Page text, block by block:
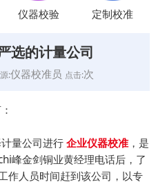
仪器校验 定制校准
选的计量公司
:仪器校准员 点击:次
量公司进行企业仪器校准，是
峰金剑铜业黄经理电话后，了
作人员时间赶到该公司，以专